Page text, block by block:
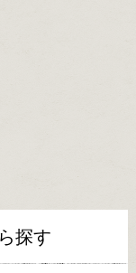
探す